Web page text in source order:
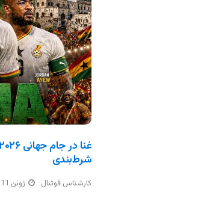
شرط‌بندی
کارشناس فوتبال ژوئن 11, 2026